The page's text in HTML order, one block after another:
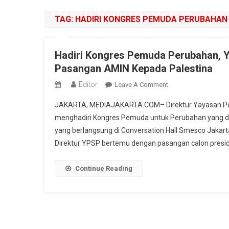
TAG: HADIRI KONGRES PEMUDA PERUBAHAN
Hadiri Kongres Pemuda Perubahan,
Pasangan AMIN Kepada Palestina
Editor Leave A CommentOn
Kongres
Pemuda
Perubahan,
YPSP
JAKARTA, MEDIAJAKARTA.COM– Direktur Yayasan
menghadiri Kongres Pemuda untuk Perubahan yang
yang berlangsung di Conversation Hall Smesco
Direktur YPSP bertemu dengan pasangan calon
Continue Reading